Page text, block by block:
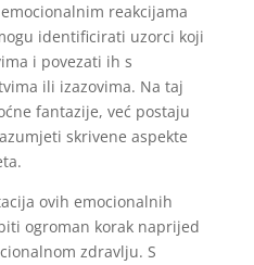
reakcijama
identificirati uzorci koji
i povezati ih s
ili izazovima. Na taj
fantazije, već postaju
skrivene aspekte
ovih emocionalnih
ogroman korak naprijed
zdravlju. S